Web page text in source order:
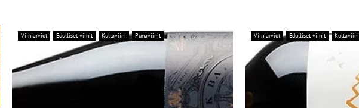
Viiniarviot Edulliset viinit Kultaviini Punaviinit Viiniarviot Edulliset viinit Kultaviini